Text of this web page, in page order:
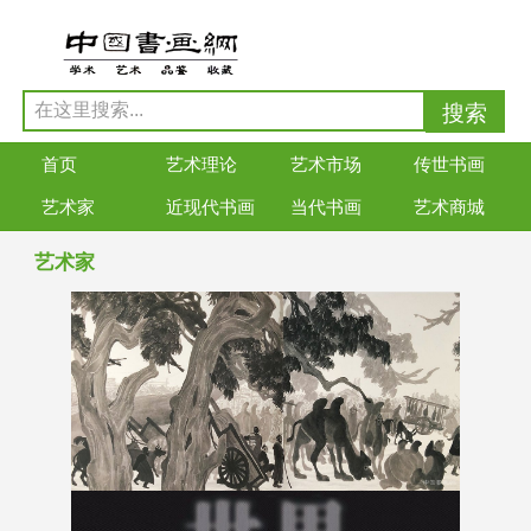
首页 艺术理论 艺术市场 传世书画
艺术家 近现代书画 当代书画 艺术商城
艺术家